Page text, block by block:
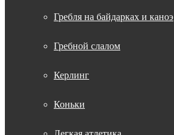
Гребля на байдарках и каноэ
Гребной слалом
Керлинг
Коньки